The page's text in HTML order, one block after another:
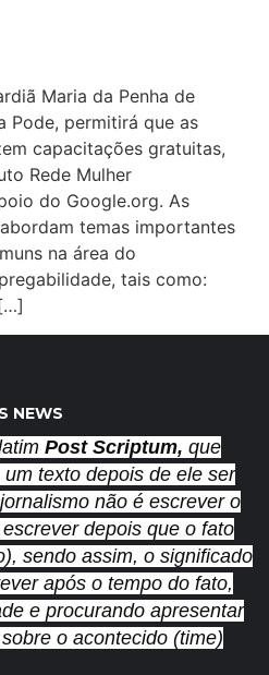
Maria da Penha de
Pode, permitirá que as
capacitações gratuitas,
Rede Mulher
do Google.org. As
temas importantes
na área do
tais como:
NEWS
Post Scriptum, que
texto depois de ele ser
não é escrever o
depois que o fato
sendo assim, o significado
após o tempo do fato,
e procurando apresentar
o acontecido (time)